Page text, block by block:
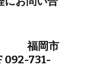
福岡市
092-731-